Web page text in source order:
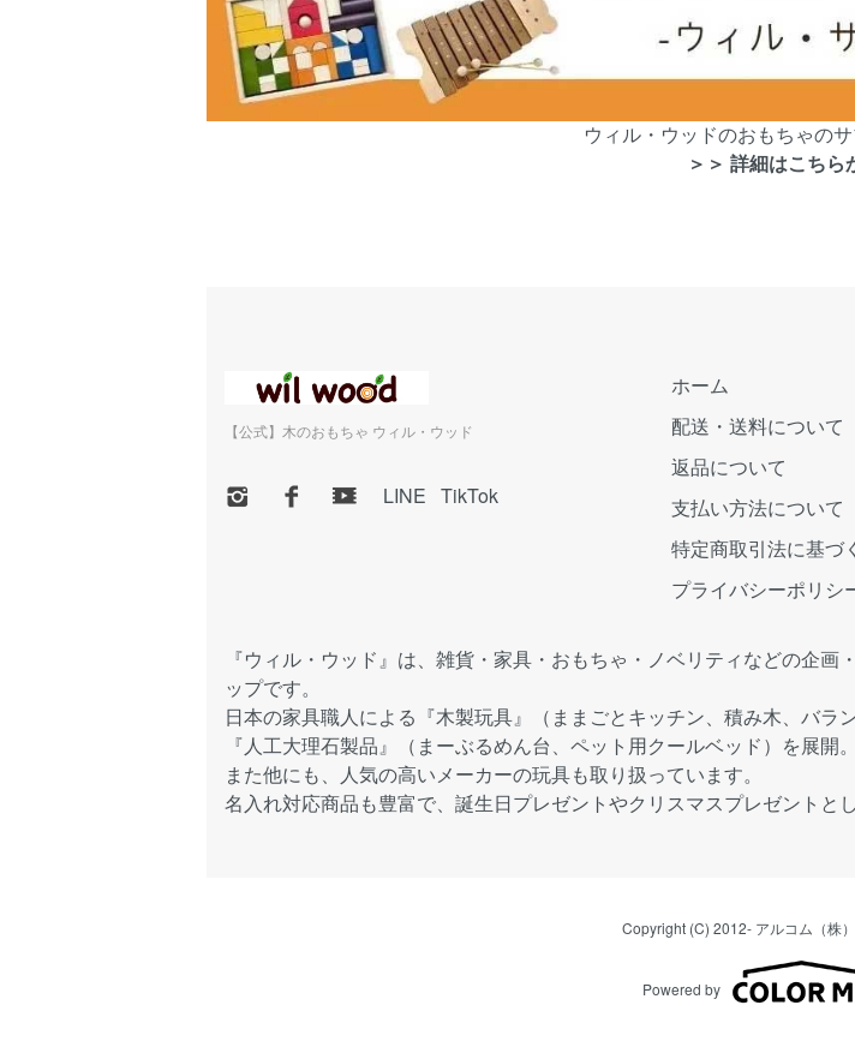
ウィル・ウッドのおもちゃの
＞＞ 詳細はこちら
【公式】木のおもちゃ ウィル・ウッド
LINE TikTok
ホーム
配送・送料について
返品について
支払い方法について
特定商取引法に基づ
プライバシーポリシ
『ウィル・ウッド』は、雑貨・家具・おもちゃ・ノベリティなどの企
ップです。
日本の家具職人による『木製玩具』（ままごとキッチン、積み木、バラ
『人工大理石製品』（まーぶるめん台、ペット用クールベッド）を展開。
また他にも、人気の高いメーカーの玩具も取り扱っています。
名入れ対応商品も豊富で、誕生日プレゼントやクリスマスプレゼントと
Copyright (C) 2012- アルコム（株
Powered by